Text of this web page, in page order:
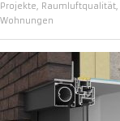
Projekte, Raumluftqualität,
Wohnungen